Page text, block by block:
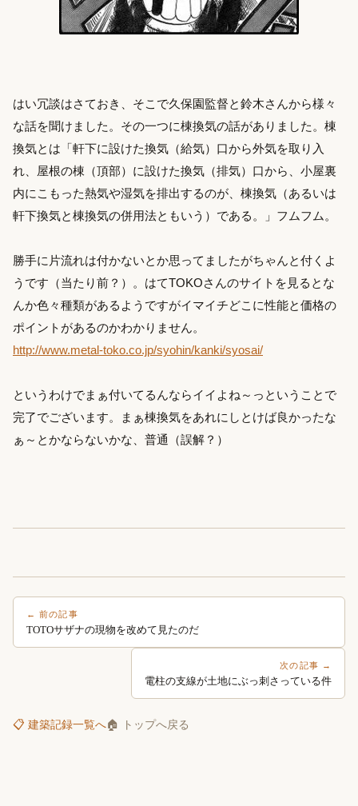
はい冗談はさておき、そこで久保園監督と鈴木さんから様々
な話を聞けました。その一つに棟換気の話がありました。棟
換気とは「軒下に設けた換気（給気）口から外気を取り入
れ、屋根の棟（頂部）に設けた換気（排気）口から、小屋裏
内にこもった熱気や湿気を排出するのが、棟換気（あるいは
軒下換気と棟換気の併用法ともいう）である。」フムフム。
勝手に片流れは付かないとか思ってましたがちゃんと付くよ
うです（当たり前？）。はてTOKOさんのサイトを見るとな
んか色々種類があるようですがイマイチどこに性能と価格の
ポイントがあるのかわかりません。
http://www.metal-toko.co.jp/syohin/kanki/syosai/
というわけでまぁ付いてるんならイイよね～っということで
完了でございます。まぁ棟換気をあれにしとけば良かったな
ぁ～とかならないかな、普通（誤解？）
← 前の記事
TOTOサザナの現物を改めて見たのだ
次の記事 →
電柱の支線が土地にぶっ刺さっている件
📋 建築記録一覧へ🏠 トップへ戻る